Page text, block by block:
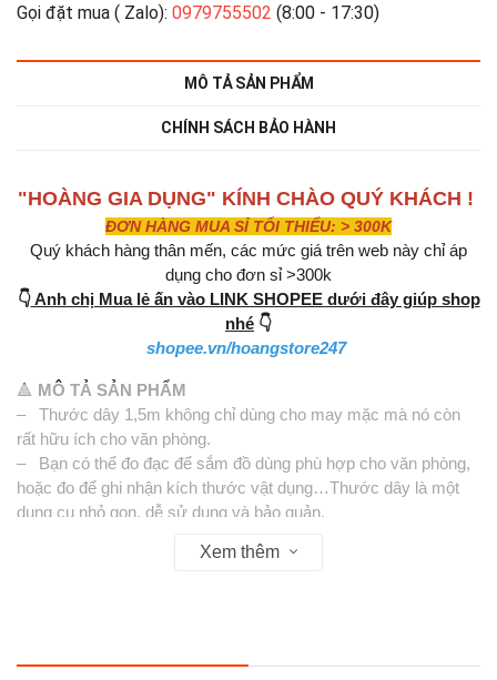
Gọi đặt mua ( Zalo): 0979755502 (8:00 - 17:30)
MÔ TẢ SẢN PHẨM
CHÍNH SÁCH BẢO HÀNH
"HOÀNG GIA DỤNG" KÍNH CHÀO QUÝ KHÁCH !
ĐƠN HÀNG MUA SỈ TỐI THIỂU: > 300K
Quý khách hàng thân mến, các mức giá trên web này chỉ áp
dụng cho đơn sỉ >300k
👇Anh chị Mua lẻ ấn vào LINK SHOPEE dưới đây giúp shop
nhé 👇
shopee.vn/hoangstore247
🔺 MÔ TẢ SẢN PHẨM
– Thước dây 1,5m không chỉ dùng cho may mặc mà nó còn
rất hữu ích cho văn phòng.
– Bạn có thể đo đạc để sắm đồ dùng phù hợp cho văn phòng,
hoặc đo để ghi nhận kích thước vật dụng…Thước dây là một
dụng cụ nhỏ gọn, dễ sử dụng và bảo quản.
đo khác nhau. Thước cất giữ khá tiện lợi, đặc biệt chiều dài dây
Xem thêm